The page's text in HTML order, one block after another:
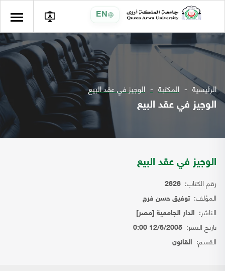
EN
الرئيسية المكتبة الوجيز في عقد البيع
الوجيز في عقد البيع
الوجيز في عقد البيع
رقم الكتاب: 2626
المؤلف:توفيق حسن فرج
الناشر: الدار الجامعية [مصر]
تاريخ النشر: 12/6/2005 0:00
القسم: القانون